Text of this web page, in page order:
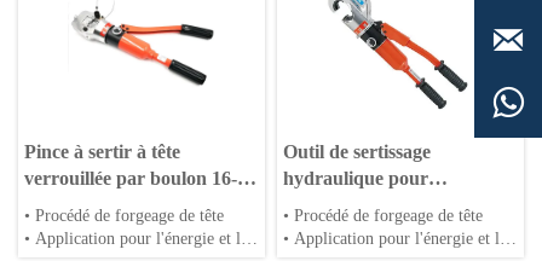
en acier
• Matrices spéciales disponibles
en acier
• Matrices spéciales disponibles
Pince à sertir à tête
verrouillée par boulon 16-
300mm² CPO-300
• Procédé de forgeage de tête
• Application pour l'énergie et le
Outil de sertissage
hydraulique pour
connecteurs de câble 35-
300mm² CYO-300
• Procédé de forgeage de tête
• Application pour l'énergie et le

